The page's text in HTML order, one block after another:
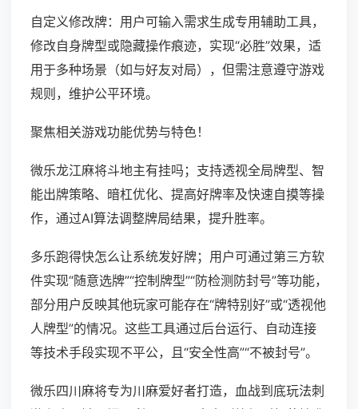
自定义修改牌：用户可输入需求生成专用辅助工具，
修改自身牌型或隐藏操作痕迹，实现“必胜”效果，适
用于多种场景（如与好友对局），但需注意遵守游戏
规则，维护公平环境。
聚焦相关游戏功能优势与特色！
微乐龙江麻将斗地主有挂吗；支持透视全局牌型、智
能出牌策略、暗杠优化、提高好牌率及快速自摸等操
作，通过AI算法调整牌局结果，提升胜率。
多乐跑得快怎么让系统发好牌；用户可通过第三方软
件实现“随意选牌”“控制牌型”“防检测防封号”等功能，
部分用户反映其他玩家可能存在“牌特别好”或“透视他
人牌型”的情况。这些工具通过后台运行、自动连接
等技术手段实现不平公，且“安全性高”“不被封号”。
微乐四川麻将专为川麻爱好者打造，血战到底玩法刺